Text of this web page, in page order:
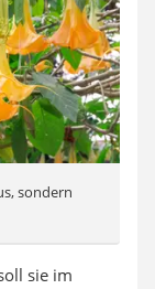
sondern
sie im